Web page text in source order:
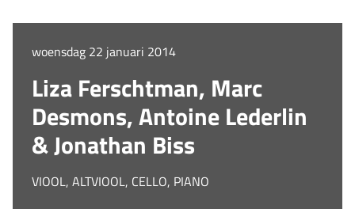
woensdag 22 januari 2014
Liza Ferschtman, Marc
Desmons, Antoine Lederlin
& Jonathan Biss
VIOOL, ALTVIOOL, CELLO, PIANO